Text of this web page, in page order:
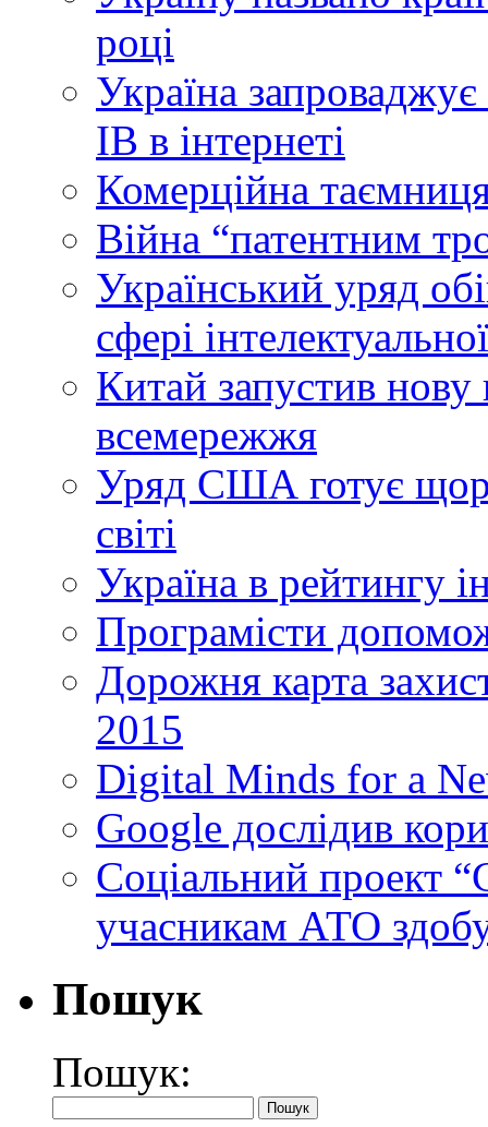
році
Україна
ІВ в інтернеті
Комерційна
Війна “патентним
Український уряд
сфері
Китай запустив
всемережжя
Уряд США готує
світі
Україна в рейтингу
Програмісти
Дорожня карта
2015
Digital Minds for a
Google дослідив
Cоціальний проект
учасникам АТО
Пошук
Пошук: